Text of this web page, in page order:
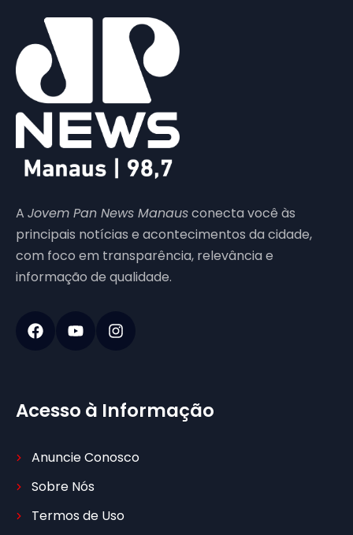
A Jovem Pan News Manausconecta você às
principais notícias e acontecimentos da cidade,
com foco em transparência, relevância e
informação de qualidade.
Acesso à Informação
Anuncie Conosco
Sobre Nós
Termos de Uso